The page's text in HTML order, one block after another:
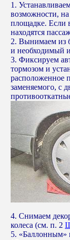
1.
возможности,
площадке. Если
находятся
2. Вынимаем из
и необходимый
3. Фиксируем
тормозом и
расположенное
заменяемого, с
4. Снимаем
колеса (см. п. 2
5. «Баллонным»